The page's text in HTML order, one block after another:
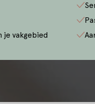
je vakgebied